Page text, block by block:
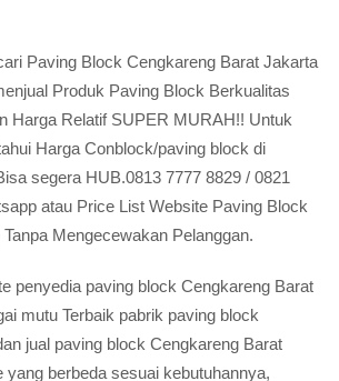
Paving Block Cengkareng Barat Jakarta
Produk Paving Block Berkualitas
Harga Relatif SUPER MURAH!! Untuk
Harga Conblock/paving block di
segera HUB.0813 7777 8829 / 0821
atau Price List Website Paving Block
Mengecewakan Pelanggan.
penyedia paving block Cengkareng Barat
mutu Terbaik pabrik paving block
jual paving block Cengkareng Barat
yang berbeda sesuai kebutuhannya,